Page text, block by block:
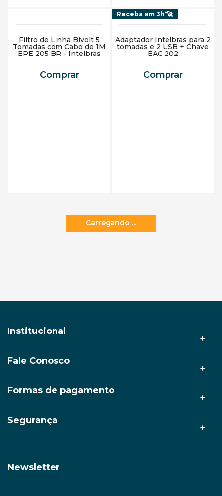
Filtro de Linha Bivolt 5
Tomadas com Cabo de 1M
EPE 205 BR - Intelbras
Comprar
Receba em 3h*🚀
Adaptador Intelbras para 2
tomadas e 2 USB + Chave
EAC 202
Comprar
Adaptador Intelbras para 2
Tomadas Dispositivo de
Adicionar ao carrinho
Adaptador Intelbras para 1
Tomadas Dispositivo de
Receba em 3h*🚀